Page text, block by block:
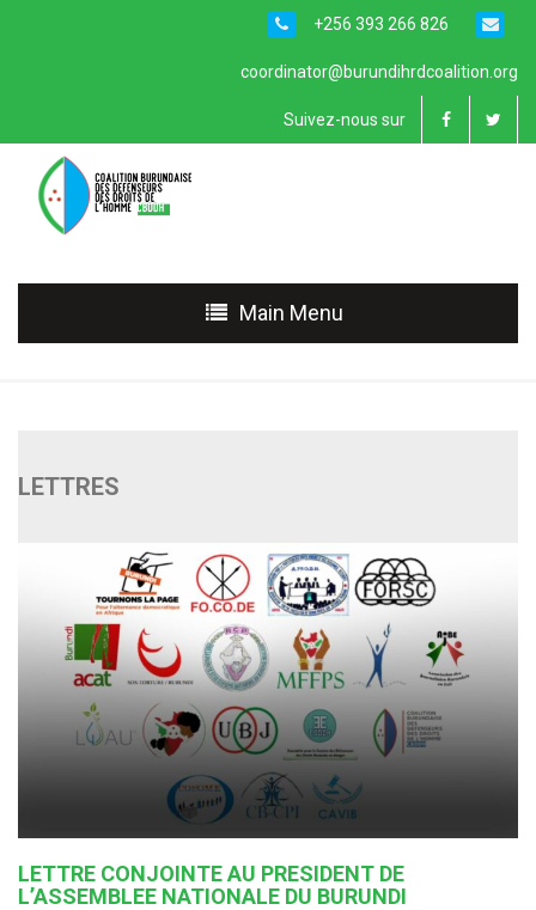
+256 393 266 826
coordinator@burundihrdcoalition.org
Suivez-nous sur
Main Menu
LETTRES
LETTRE CONJOINTE AU PRESIDENT DE
L’ASSEMBLEE NATIONALE DU BURUNDI